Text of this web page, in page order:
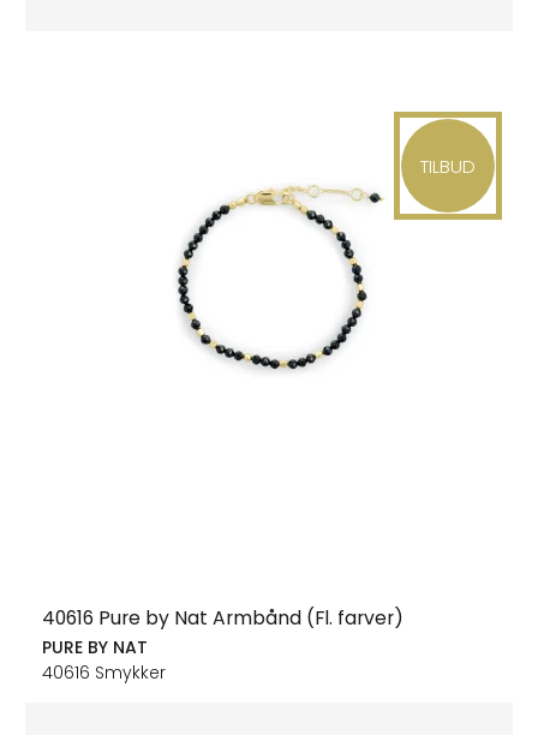
TILBUD
40616 Pure by Nat Armbånd (Fl. farver)
PURE BY NAT
40616 Smykker